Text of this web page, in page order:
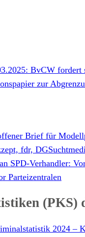
BvCW fordert
zur
Brief für
fdr,
SPD-Verhandler:
Parteizentralen
(PKS)
2024 –